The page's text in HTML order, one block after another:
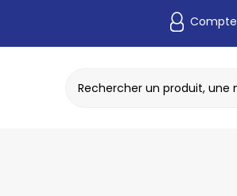
Compte